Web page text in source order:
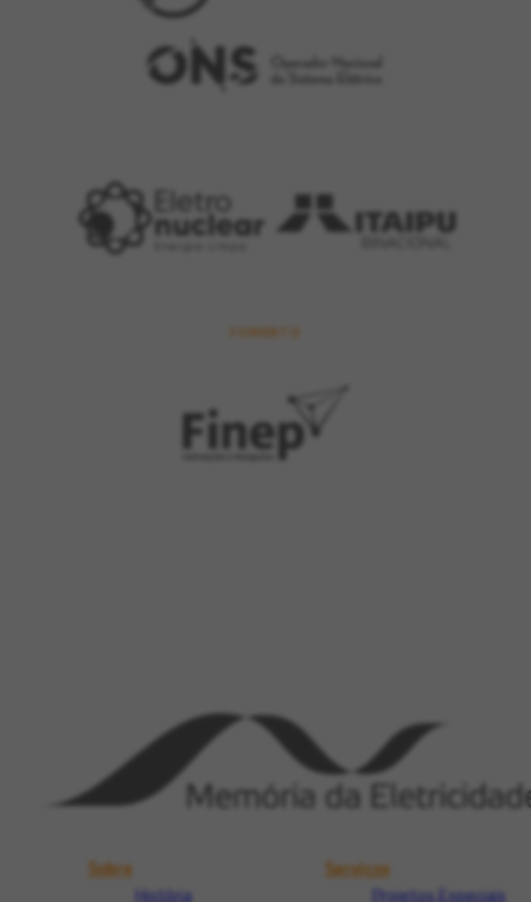
FOMENTO
Sobre
História
Serviços
Projetos Especiais